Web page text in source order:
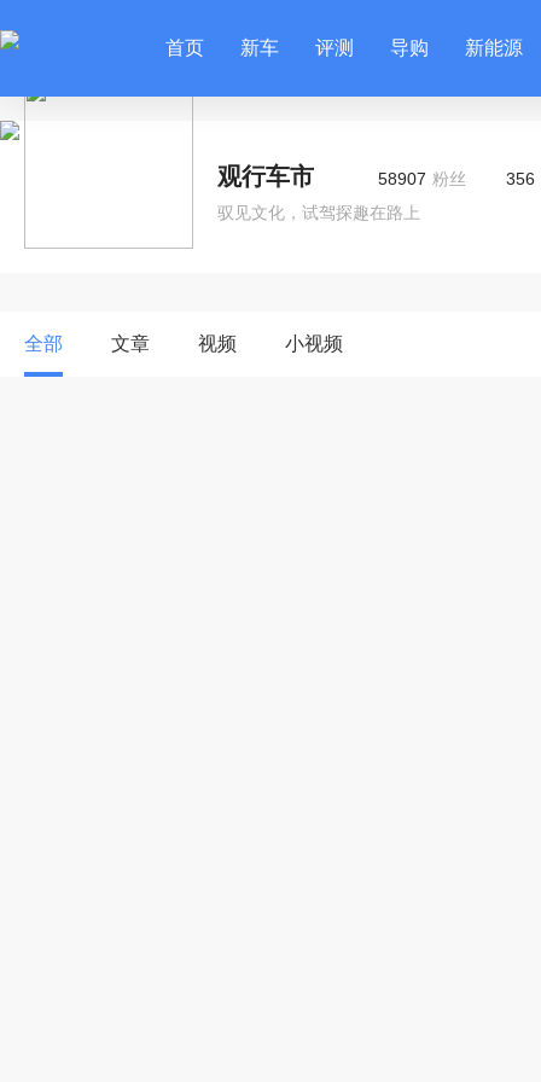
首页 新车 评测 导购 新能源
观行车市 58907 粉丝
356
驭见文化，试驾探趣在路上
全部 文章 视频 小视频